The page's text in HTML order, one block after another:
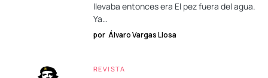
llevaba entonces era El pez fuera del agua.
Ya…
por Álvaro Vargas Llosa
REVISTA